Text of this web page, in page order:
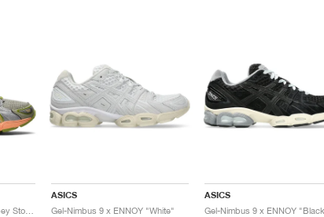
UB3-S Gel-Nimbus 9 "Abbey Stone"
ASICS
Gel-Nimbus 9 x ENNOY "White"
ASICS
Gel-Nimbus 9 x ENNOY